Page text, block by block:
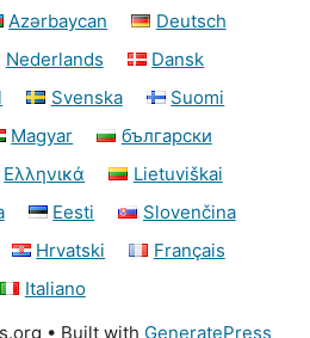
Azərbaycan
Deutsch
Nederlands
Dansk
Svenska
Suomi
Magyar
български
Ελληνικά
Lietuviškai
Eesti
Slovenčina
Hrvatski
Français
Italiano
• Built with GeneratePress